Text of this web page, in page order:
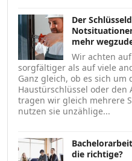
Der
mehr
Wir achten
sorgfältiger als auf viele
Ganz gleich, ob es sich um
Haustürschlüssel oder den
tragen wir gleich mehrere
nutzen sie unzählige...
die richtige?